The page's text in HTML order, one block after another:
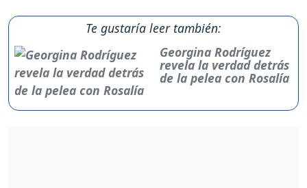
Te gustaría leer también:
Georgina Rodríguez
revela la verdad detrás
de la pelea con Rosalía